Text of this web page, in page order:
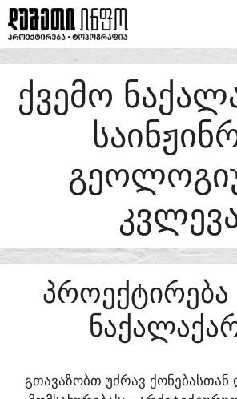
SKIP
TO
CONTENT
ᲥᲕᲔᲛᲝ
ᲞᲠᲝᲔᲥᲢᲘᲠᲔᲑᲐ
ᲒᲗᲐᲕᲐᲖᲝᲑᲗ ᲣᲫᲠᲐᲕ ᲥᲝᲜᲔᲑᲐᲡᲗᲐᲜ